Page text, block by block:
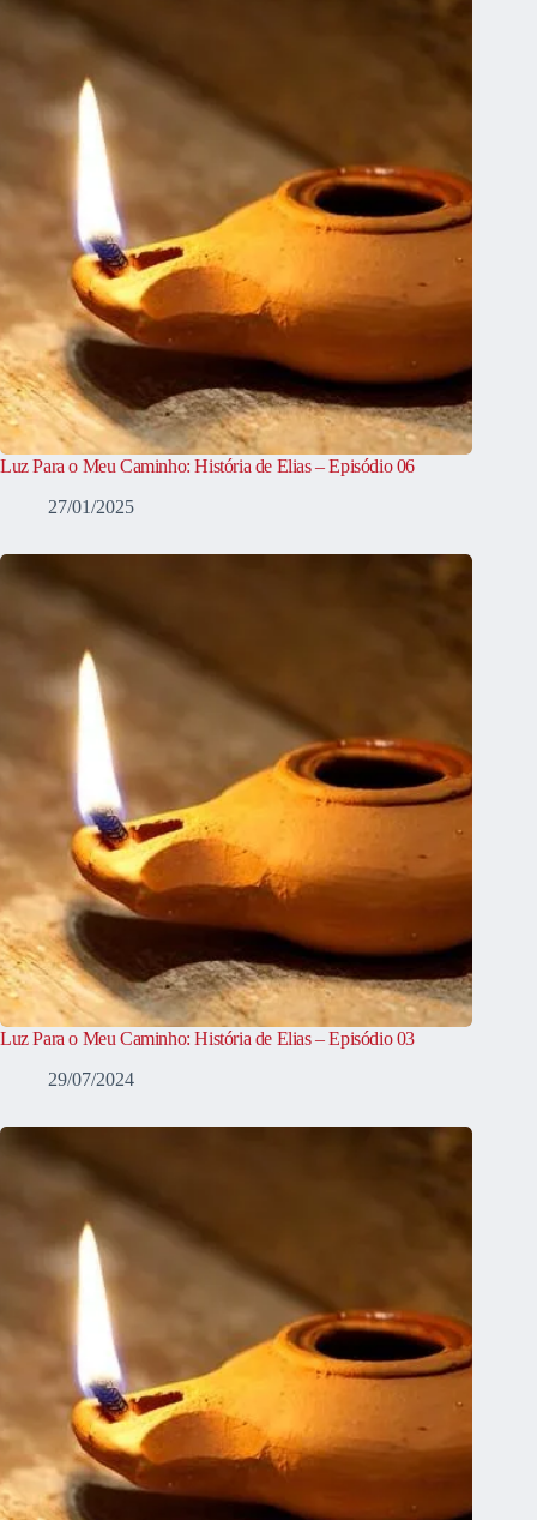
Luz Para o Meu Caminho: História de Elias – Episódio 06
27/01/2025
Luz Para o Meu Caminho: História de Elias – Episódio 03
29/07/2024